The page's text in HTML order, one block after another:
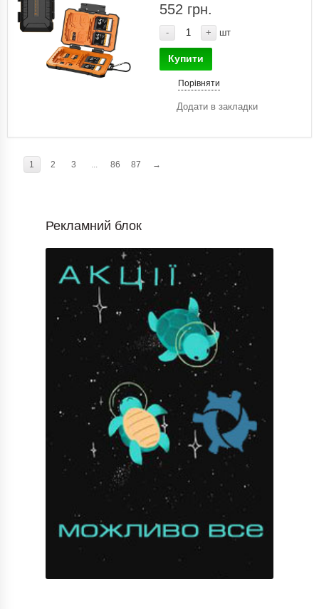
552 грн.
- + шт
Купити
Порівняти
Додати в закладки
1 2 3 86 87 →
Рекламний блок